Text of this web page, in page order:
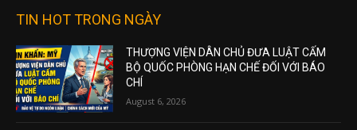
TIN HOT TRONG NGÀY
THƯỢNG VIỆN DÂN CHỦ ĐƯA LUẬT CẤM
BỘ QUỐC PHÒNG HẠN CHẾ ĐỐI VỚI BÁO
CHÍ
August 6, 2026